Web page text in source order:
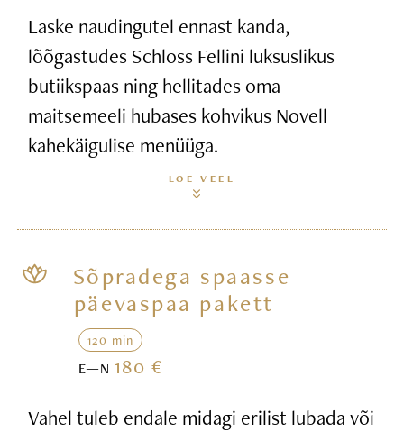
Laske naudingutel ennast kanda,
lõõgastudes Schloss Fellini luksuslikus
butiikspaas ning hellitades oma
maitsemeeli hubases kohvikus Novell
kahekäigulise menüüga.
LOE VEEL
Sõpradega spaasse
päevaspaa pakett
120 min
E—N180 €
Vahel tuleb endale midagi erilist lubada või